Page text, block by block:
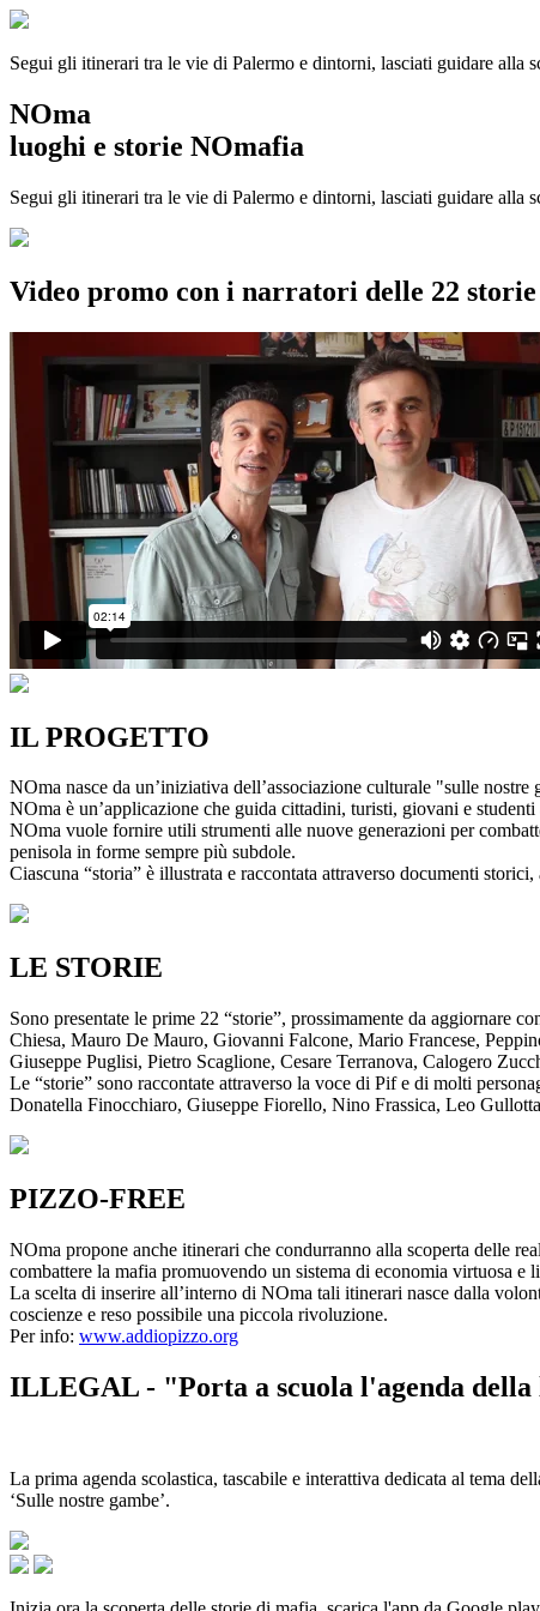
Segui gli itinerari tra le vie di Palermo e dintorni, lasciati guidare alla
NOma
luoghi e storie NOmafia
Segui gli itinerari tra le vie di Palermo e dintorni, lasciati guidare alla
Video promo con i narratori delle 22
IL PROGETTO
NOma nasce da un’iniziativa dell’associazione culturale "sulle
NOma è un’applicazione che guida cittadini, turisti, giovani e
NOma vuole fornire utili strumenti alle nuove generazioni per
penisola in forme sempre più subdole.
Ciascuna “storia” è illustrata e raccontata attraverso documenti
LE STORIE
Sono presentate le prime 22 “storie”, prossimamente da
Chiesa, Mauro De Mauro, Giovanni Falcone, Mario Francese,
Giuseppe Puglisi, Pietro Scaglione, Cesare Terranova, Calogero
Le “storie” sono raccontate attraverso la voce di Pif e di molti
Donatella Finocchiaro, Giuseppe Fiorello, Nino Frassica, Leo
PIZZO-FREE
NOma propone anche itinerari che condurranno alla scoperta delle
combattere la mafia promuovendo un sistema di economia virtuosa
La scelta di inserire all’interno di NOma tali itinerari nasce dalla
coscienze e reso possibile una piccola rivoluzione.
Per info: www.addiopizzo.org
ILLEGAL - "Porta a scuola l'agenda
La prima agenda scolastica, tascabile e interattiva dedicata al tema
‘Sulle nostre gambe’.